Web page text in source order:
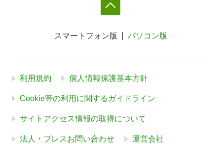
スマートフォン版 パソコン版
利用規約 個人情報保護基本方針
Cookie等の利用に関するガイドライン
サイトアクセス情報の取得について
法人・プレスお問い合わせ 運営会社